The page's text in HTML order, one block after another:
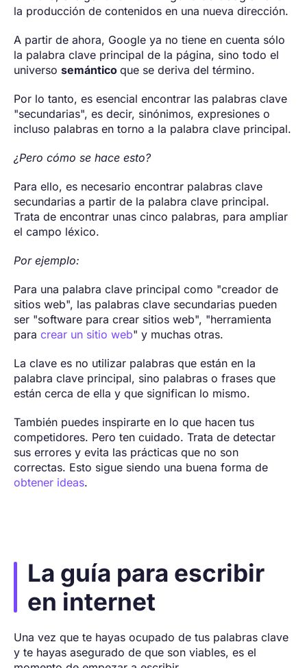
la producción de contenidos en una nueva dirección.
A partir de ahora, Google ya no tiene en cuenta sólo
la palabra clave principal de la página, sino todo el
universo semántico que se deriva del término.
Por lo tanto, es esencial encontrar las palabras clave
"secundarias", es decir, sinónimos, expresiones o
incluso palabras en torno a la palabra clave principal.
¿Pero cómo se hace esto?
Para ello, es necesario encontrar palabras clave
secundarias a partir de la palabra clave principal.
Trata de encontrar unas cinco palabras, para ampliar
el campo léxico.
Por ejemplo:
Para una palabra clave principal como "creador de
sitios web", las palabras clave secundarias pueden
ser "software para crear sitios web", "herramienta
para crear un sitio web" y muchas otras.
La clave es no utilizar palabras que están en la
palabra clave principal, sino palabras o frases que
están cerca de ella y que significan lo mismo.
También puedes inspirarte en lo que hacen tus
competidores. Pero ten cuidado. Trata de detectar
sus errores y evita las prácticas que no son
correctas. Esto sigue siendo una buena forma de
obtener ideas.
La guía para escribir
en internet
Una vez que te hayas ocupado de tus palabras clave
y te hayas asegurado de que son viables, es el